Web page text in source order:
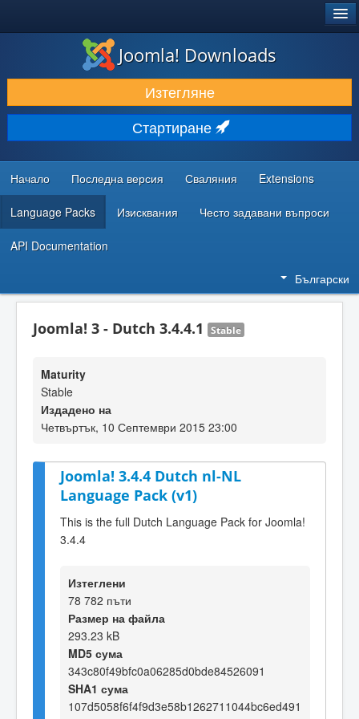
ИЗТЕГЛЯНЕ & РАЗШИРЯВАНЕ
ОТКРИВАЙТЕ & УЧЕТЕ
ОБЩНОСТ & ПОДДРЪЖКА
РЕСУРСИ ЗА РАЗРАБОТКА
Joomla! Downloads
Изтегляне
Стартиране
Начало Последна версия Сваляния Extensions
Language Packs Изисквания Често задавани въпроси
API Documentation
Български
Joomla! 3 - Dutch 3.4.4.1 Stable
Maturity
Stable
Издадено на
Четвъртък, 10 Септември 2015 23:00
Joomla! 3.4.4 Dutch nl-NL
Language Pack (v1)
This is the full Dutch Language Pack for Joomla!
3.4.4
Изтеглени
78 782 пъти
Размер на файла
293.23 kB
MD5 сума
343c80f49bfc0a06285d0bde84526091
SHA1 сума
107d5058f6f4f9d3e58b1262711044bc6ed491